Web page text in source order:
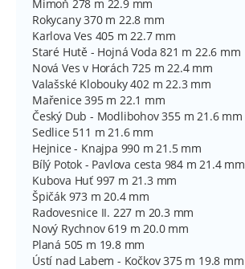
Mimoň 278 m 22.9 mm
Rokycany 370 m 22.8 mm
Karlova Ves 405 m 22.7 mm
Staré Hutě - Hojná Voda 821 m 22.6 mm
Nová Ves v Horách 725 m 22.4 mm
Valašské Klobouky 402 m 22.3 mm
Mařenice 395 m 22.1 mm
Český Dub - Modlibohov 355 m 21.6 mm
Sedlice 511 m 21.6 mm
Hejnice - Knajpa 990 m 21.5 mm
Bílý Potok - Pavlova cesta 984 m 21.4 mm
Kubova Huť 997 m 21.3 mm
Špičák 973 m 20.4 mm
Radovesnice II. 227 m 20.3 mm
Nový Rychnov 619 m 20.0 mm
Planá 505 m 19.8 mm
Ústí nad Labem - Kočkov 375 m 19.8 mm